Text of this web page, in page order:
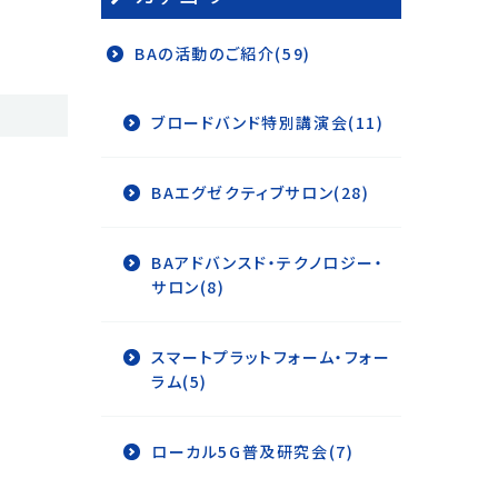
BAの活動のご紹介(59)
ブロードバンド特別講演会(11)
BAエグゼクティブサロン(28)
BAアドバンスド・テクノロジー・
サロン(8)
スマートプラットフォーム・フォー
ラム(5)
ローカル5G普及研究会(7)